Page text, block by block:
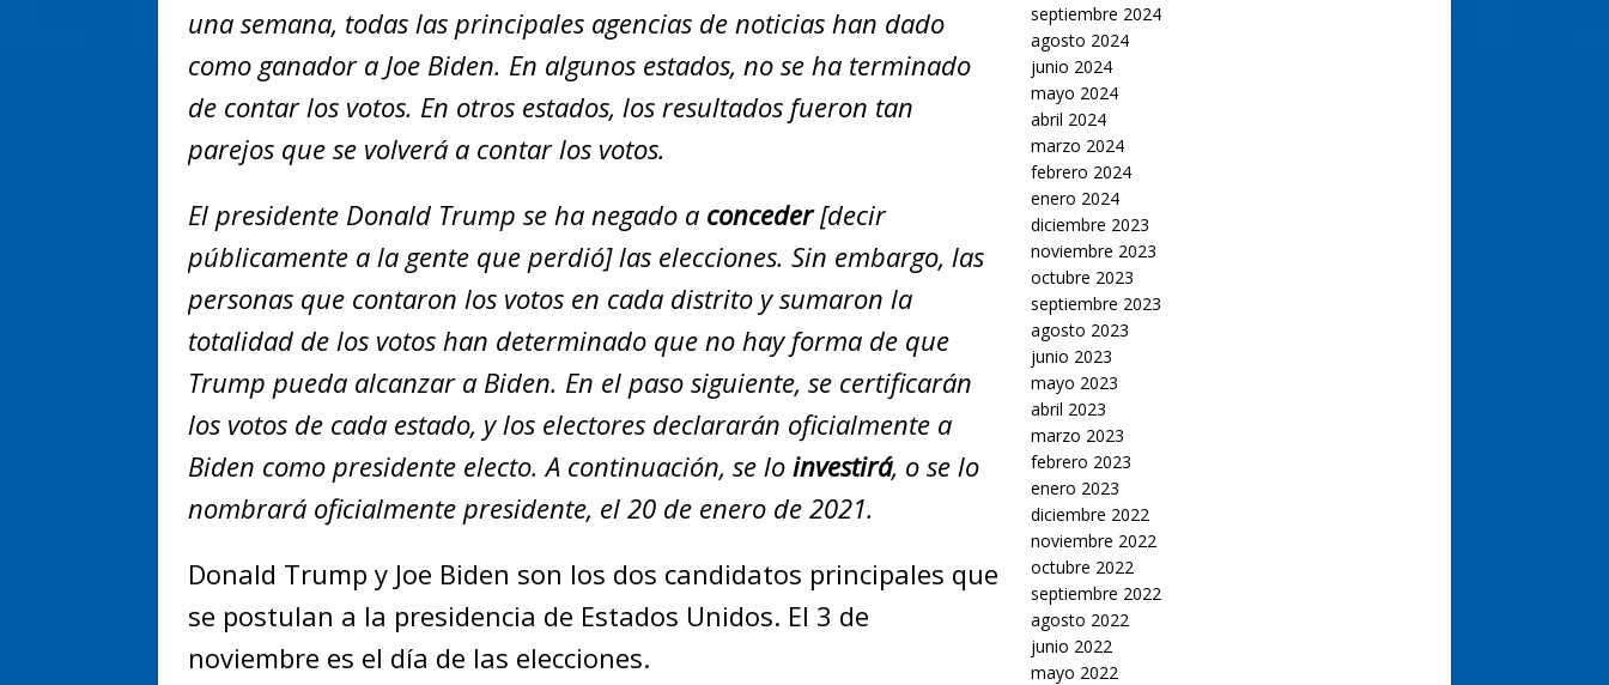
una semana, todas las principales agencias de noticias han dado
como ganador a Joe Biden. En algunos estados, no se ha terminado
de contar los votos. En otros estados, los resultados fueron tan
parejos que se volverá a contar los votos.
El presidente Donald Trump se ha negado a conceder[decir
públicamente a la gente que perdió] las elecciones. Sin embargo, las
personas que contaron los votos en cada distrito y sumaron la
totalidad de los votos han determinado que no hay forma de que
Trump pueda alcanzar a Biden. En el paso siguiente, se certificarán
los votos de cada estado, y los electores declararán oficialmente a
Biden como presidente electo. A continuación, se lo investirá, o se lo
nombrará oficialmente presidente, el 20 de enero de 2021.
Donald Trump y Joe Biden son los dos candidatos principales que
se postulan a la presidencia de Estados Unidos. El 3 de
noviembre es el día de las elecciones.
septiembre 2024
agosto 2024
junio 2024
mayo 2024
abril 2024
marzo 2024
febrero 2024
enero 2024
diciembre 2023
noviembre 2023
octubre 2023
septiembre 2023
agosto 2023
junio 2023
mayo 2023
abril 2023
marzo 2023
febrero 2023
enero 2023
diciembre 2022
noviembre 2022
octubre 2022
septiembre 2022
agosto 2022
junio 2022
mayo 2022